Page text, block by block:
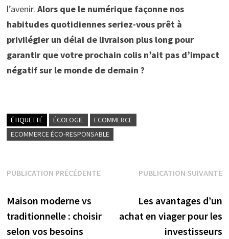
l’avenir. Alors que le numérique façonne nos
habitudes quotidiennes seriez-vous prêt à
privilégier un délai de livraison plus long pour
garantir que votre prochain colis n’ait pas d’impact
négatif sur le monde de demain ?
ÉTIQUETTÉ ÉCOLOGIE
ECOMMERCE
ECOMMERCE ÉCO-RESPONSABLE
Navigation
de
l’article
PUBLICATION PRÉCÉDENTE
Maison moderne vs
traditionnelle : choisir
selon vos besoins
PUBLICATION SUIVANTE
Les avantages d’un
achat en viager pour les
investisseurs